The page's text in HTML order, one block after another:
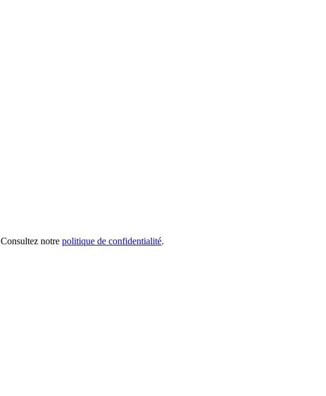
Consultez notre politique de confidentialité.